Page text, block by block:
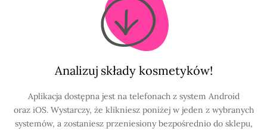
Analizuj składy kosmetyków!
Aplikacja dostępna jest na telefonach z system Android
oraz iOS. Wystarczy, że klikniesz poniżej w jeden z wybranych
systemów, a zostaniesz przeniesiony bezpośrednio do sklepu,